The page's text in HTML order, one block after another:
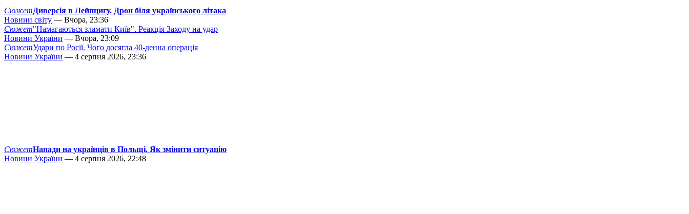
СюжетДиверсія в Лейпцигу. Дрон біля українського літака
Новини світу — Вчора, 23:36
Сюжет"Намагаються зламати Київ". Реакція Заходу на удар
Новини України — Вчора, 23:09
СюжетУдари по Росії. Чого досягла 40-денна операція
Новини України — 4 серпня 2026, 23:36
СюжетНапади на українців в Польщі. Як змінити ситуацію
Новини України — 4 серпня 2026, 22:48